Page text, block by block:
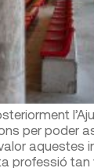
per poder
aquestes
professió tan